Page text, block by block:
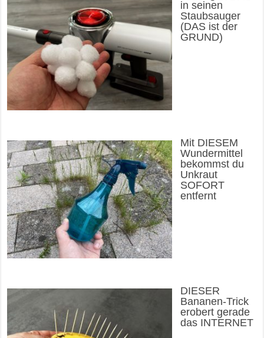
in seinen
Staubsauger
(DAS ist der
GRUND)
Mit DIESEM
Wundermittel
bekommst du
Unkraut
SOFORT
entfernt
DIESER
Bananen-Trick
erobert gerade
das INTERNET